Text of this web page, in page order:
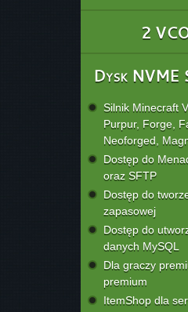
2
Dysk NVME
Silnik Minecraft
Purpur, Forge,
Neoforged,
Dostęp do
oraz SFTP
Dostęp do
zapasowej
Dostęp do
danych MySQL
Dla graczy
premium
ItemShop dla